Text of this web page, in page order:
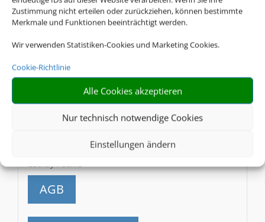
Zustimmung nicht erteilen oder zurückziehen, können bestimmte
Merkmale und Funktionen beeinträchtigt werden.
Wir verwenden Statistiken-Cookies und Marketing Cookies.
Cookie-Richtlinie
Alle Cookies akzeptieren
Nur technisch notwendige Cookies
Einstellungen ändern
Caribbean Airlines
Online Check-In
Gepäck
Cathay Pacific
AGB